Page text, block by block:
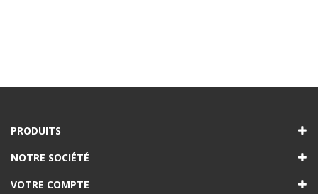
PRODUITS
NOTRE SOCIÉTÉ
VOTRE COMPTE